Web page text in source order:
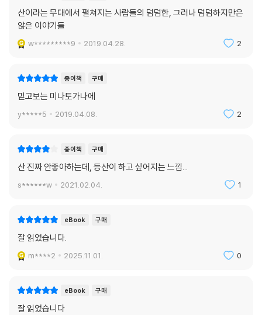
산이라는 무대에서 펼쳐지는 사람들의 덤덤한, 그러나 덤덤하지만은
않은 이야기들
w*********9 2019.04.28. 2
종이책 구매
믿고보는 미나토가나에
y*****5 2019.04.08. 2
종이책 구매
산 진짜 안좋아하는데, 등산이 하고 싶어지는 느낌...
s******w 2021.02.04. 1
eBook 구매
잘 읽었습니다.
m****2 2025.11.01. 0
eBook 구매
잘 읽었습니다